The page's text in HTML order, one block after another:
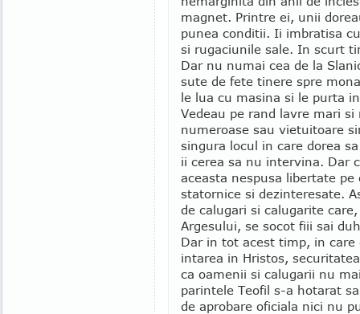
magnet. Printre ei, unii
punea conditii. Ii imbratisa
si rugaciunile sale. In scurt
Dar nu numai cea de la
sute de fete tinere spre
le lua cu masina si le purta
Vedeau pe rand lavre mari
numeroase sau vietuitoare
singura locul in care dorea
ii cerea sa nu intervina. Dar
aceasta nespusa libertate
statornice si dezinteresate.
de calugari si calugarite
Argesului, se socot fiii sai
Dar in tot acest timp, in care
intarea in Hristos,
ca oamenii si calugarii nu
parintele Teofil s-a hotarat
de aprobare oficiala nici nu